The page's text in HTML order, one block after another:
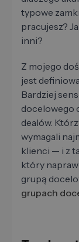
typowe
pracujesz?
inni?
Z mojego
jest
Bardziej
docelowego
dealów.
wymagali
klienci — i z
który
grupą
grupach